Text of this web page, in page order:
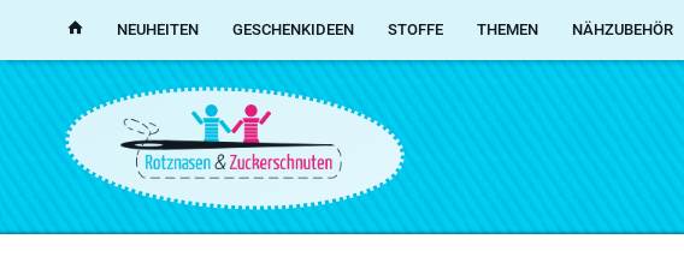
NEUHEITEN GESCHENKIDEEN STOFFE THEMEN NÄHZUBEHÖR